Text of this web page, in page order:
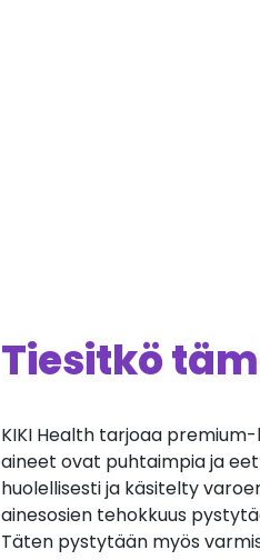
Tiesitkö
KIKI Health tarjoaa
aineet ovat puhtaimpia ja
huolellisesti ja käsitelty
ainesosien tehokkuus
Täten pystytään myös